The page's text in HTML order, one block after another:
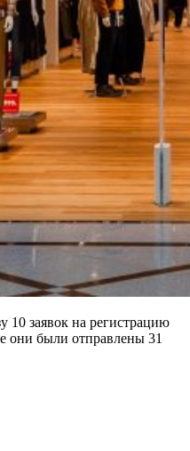
10 заявок на регистрацию
они были отправлены 31